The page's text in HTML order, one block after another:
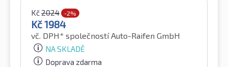
Kč2024 -2%
Kč1984
vč. DPH* společností Auto-Raifen GmbH
NA SKLADĚ
Doprava zdarma